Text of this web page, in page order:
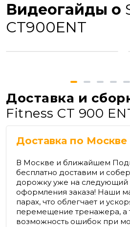
Видеогайды о
CT900ENT
Доставка и
Fitness CT 900
Доставка по Москве
В Москве и ближайшем
бесплатно доставим и
дорожку уже на следующий
оформления заказа! Наши
парах, что облегчает и
перемещение тренажера, а
возможность ошибок при